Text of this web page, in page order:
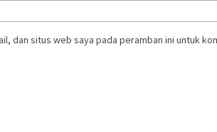
dan situs web saya pada peramban ini untuk